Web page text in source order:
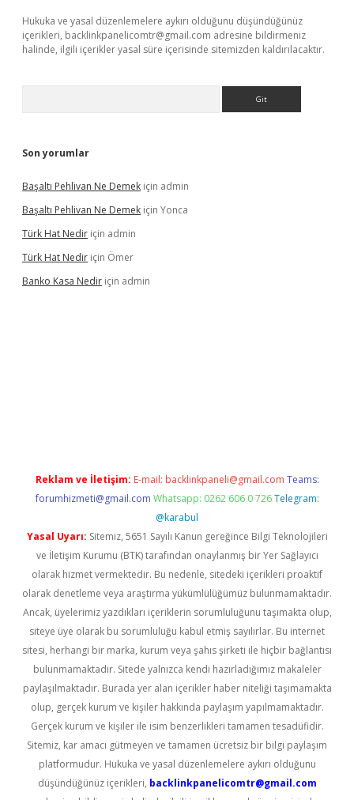
Hukuka ve yasal düzenlemelere aykırı olduğunu düşündüğünüz
içerikleri, backlinkpanelicomtr@gmail.com adresine bildirmeniz
halinde, ilgili içerikler yasal süre içerisinde sitemizden kaldırılacaktır.
Son yorumlar
Başaltı Pehlivan Ne Demek için admin
Başaltı Pehlivan Ne Demek için Yonca
Türk Hat Nedir için admin
Türk Hat Nedir için Ömer
Banko Kasa Nedir için admin
Reklam ve İletişim: E-mail: backlinkpaneli@gmail.com Teams:
forumhizmeti@gmail.com Whatsapp: 0262 606 0 726 Telegram:
@karabul
Yasal Uyarı: Sitemiz, 5651 Sayılı Kanun gereğince Bilgi Teknolojileri
ve İletişim Kurumu (BTK) tarafından onaylanmış bir Yer Sağlayıcı
olarak hizmet vermektedir. Bu nedenle, sitedeki içerikleri proaktif
olarak denetleme veya araştırma yükümlülüğümüz bulunmamaktadır.
Ancak, üyelerimiz yazdıkları içeriklerin sorumluluğunu taşımakta olup,
siteye üye olarak bu sorumluluğu kabul etmiş sayılırlar. Bu internet
sitesi, herhangi bir marka, kurum veya şahıs şirketi ile hiçbir bağlantısı
bulunmamaktadır. Sitede yalnızca kendi hazırladığımız makaleler
paylaşılmaktadır. Burada yer alan içerikler haber niteliği taşımamakta
olup, gerçek kurum ve kişiler hakkında paylaşım yapılmamaktadır.
Gerçek kurum ve kişiler ile isim benzerlikleri tamamen tesadüfidir.
Sitemiz, kar amacı gütmeyen ve tamamen ücretsiz bir bilgi paylaşım
platformudur. Hukuka ve yasal düzenlemelere aykırı olduğunu
düşündüğünüz içerikleri, backlinkpanelicomtr@gmail.com